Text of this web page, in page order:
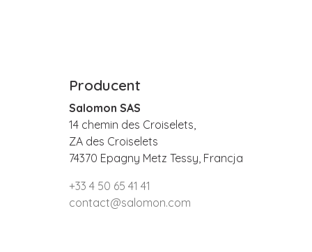
Producent
Salomon SAS
14 chemin des Croiselets,
ZA des Croiselets
74370 Epagny Metz Tessy, Francja
+33 4 50 65 41 41
contact@salomon.com